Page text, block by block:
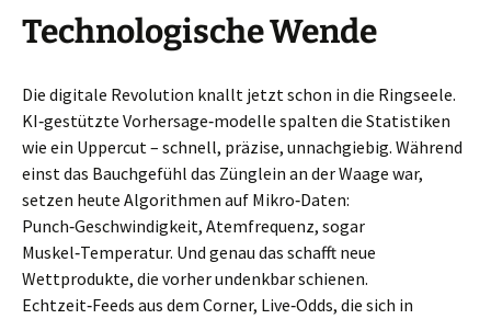
Technologische Wende
Die digitale Revolution knallt jetzt schon in die Ringseele.
KI‑gestützte Vorhersage‑modelle spalten die Statistiken
wie ein Uppercut – schnell, präzise, unnachgiebig. Während
einst das Bauchgefühl das Zünglein an der Waage war,
setzen heute Algorithmen auf Mikro‑Daten:
Punch‑Geschwindigkeit, Atemfrequenz, sogar
Muskel‑Temperatur. Und genau das schafft neue
Wettprodukte, die vorher undenkbar schienen.
Echtzeit‑Feeds aus dem Corner, Live‑Odds, die sich in